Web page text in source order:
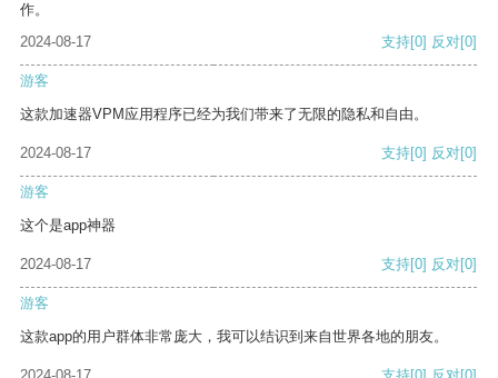
作。
2024-08-17
支持[0] 反对[0]
游客
这款加速器VPM应用程序已经为我们带来了无限的隐私和自由。
2024-08-17 支持[0] 反对[0]
游客
这个是app神器
2024-08-17 支持[0] 反对[0]
游客
这款app的用户群体非常庞大，我可以结识到来自世界各地的朋友。